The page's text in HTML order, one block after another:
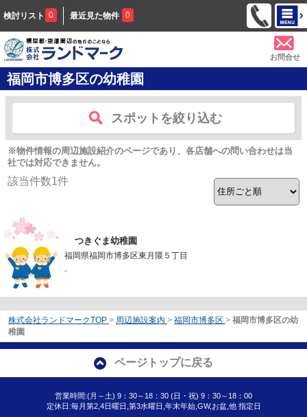
検討リスト 0 最近見た物件 0
お問合せ
福岡市博多区の幼稚園
スポットを絞り込む
※物件情報の周辺施設紹介のページであり、各店舗への問い合わせは当
社では対応できません。
該当件数1件
つきぐま幼稚園
福岡県福岡市博多区東月隈５丁目
-
株式会社ランドマークTOP > 周辺施設案内 > 福岡市博多区 > 福岡市博多区の幼
稚園
ページトップに戻る
営業時間:(月～土) 9：30～18：30 (日・祝) 9：30～18：00
定休日:毎月第2,4日曜日,第3水曜日,年末年始,GW,お盆,他 指定日